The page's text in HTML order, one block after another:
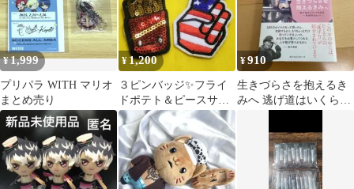
¥1,999
プリパラ WITH マリオ
まとめ売り
¥ 1,200
３ピンバッジ✨️フライ
ドポテト＆ピースサイ
ン＆「With You！」ロ
ゴピン✨️
¥910
生きづらさを抱えるき
みへ 逃げ道はいくらで